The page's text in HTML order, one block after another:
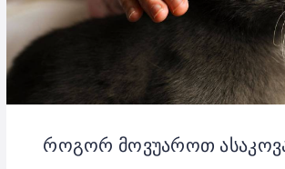
როგორ მოვუაროთ